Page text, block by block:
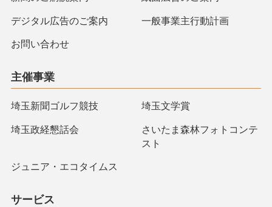
デジタル広告のご案内 一般事業主行動計画
お問い合わせ
主催事業
埼玉新聞ゴルフ競技 埼玉文学賞
埼玉政経懇話会
さいたま森林フォトコンテ
スト
ジュニア・エコタイムス
サービス